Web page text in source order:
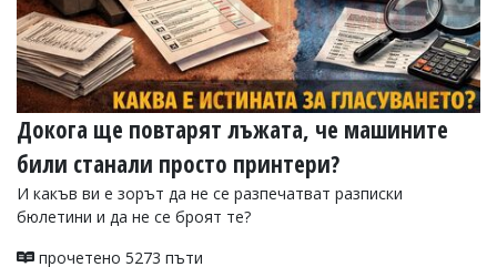
Докога ще повтарят лъжата, че машините
били станали просто принтери?
И какъв ви е зорът да не се разпечатват разписки
бюлетини и да не се броят те?
прочетено 5273 пъти